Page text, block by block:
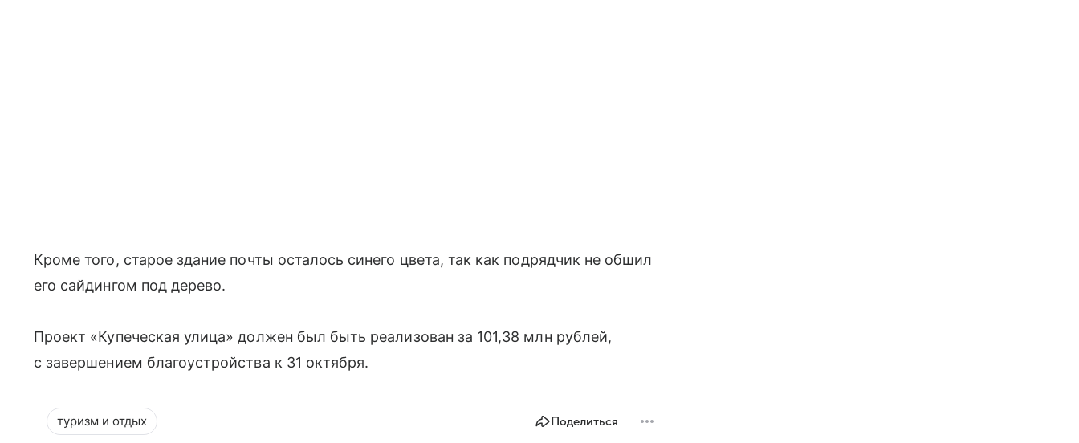
Кроме того, старое здание почты осталось синего цвета, так как подрядчик не обшил
его сайдингом под дерево.
Проект «Купеческая улица» должен был быть реализован за 101,38 млн рублей,
с завершением благоустройства к 31 октября.
туризм и отдых Поделиться